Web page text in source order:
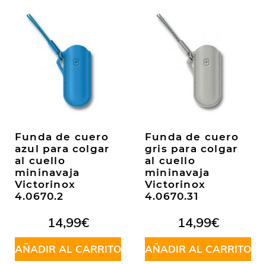
Funda de cuero
azul para colgar
al cuello
mininavaja
Victorinox
4.0670.2
14,99€
AÑADIR AL CARRITO
Funda de cuero
gris para colgar
al cuello
mininavaja
Victorinox
4.0670.31
14,99€
AÑADIR AL CARRITO